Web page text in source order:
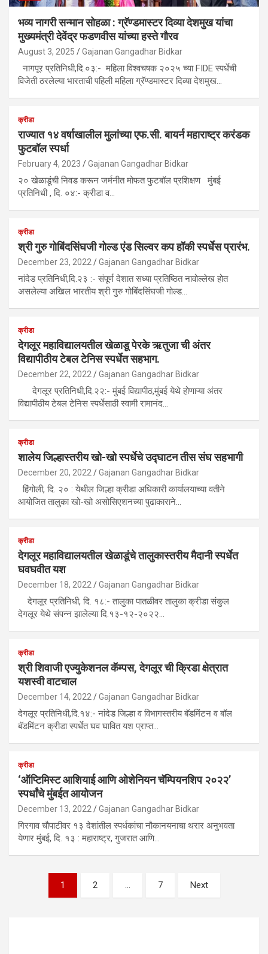
भव्य नागरी सन्मान सोहळा : ग्रॅण्डमास्टर दिव्या देशमुख यांचा
मुख्यमंत्री देवेंद्र फडणवीस यांच्या हस्ते गौरव
August 3, 2025 Gajanan Gangadhar Bidkar
नागपूर प्रतिनिधी,दि.०३:- महिला विश्वचषक २०२५ च्या FIDE स्पर्धेची
विजेती ठरलेल्या भारताची पहिली महिला ग्रॅण्डमास्टर दिव्या देशमुख…
क्रीडा
राज्यात १४ वर्षाखालील मुलांच्या एफ.सी. बायर्न महाराष्ट्र करंडक
फुटबॉल स्पर्धा
February 4, 2023 Gajanan Gangadhar Bidkar
२० खेळाडूंची निवड करून जर्मनीत मोफत फुटबॉल प्रशिक्षण मुंबई
प्रतिनिधी , दि. ०४:- क्रीडा व…
क्रीडा
श्री गुरु गोबिंदसिंघजी गोल्ड एंड सिल्वर कप हॉकी स्पर्धेस प्रारंभ.
December 23, 2022 Gajanan Gangadhar Bidkar
नांदेड प्रतिनिधी,दि.२३ :- संपूर्ण देशात सध्या प्रतिष्ठित नावोल्लेख होत
असलेल्या अखिल भारतीय श्री गुरु गोबिंदसिंघजी गोल्ड…
क्रीडा
देगलूर महाविद्यालयतील खेळाडू पेरके ऋतुजा ची अंतर
विद्यापीठीय टेबल टेनिस स्पर्धेत सहभाग.
December 22, 2022 Gajanan Gangadhar Bidkar
देगलूर प्रतिनिधी,दि.२२:- मुंबई विद्यापीठ,मुंबई येथे होणाऱ्या अंतर
विद्यापीठीय टेबल टेनिस स्पर्धेसाठी स्वामी रामानंद…
क्रीडा
शालेय जिल्हास्तरीय खो-खो स्पर्धेचे उद्घाटन तीस संघ सहभागी
December 20, 2022 Gajanan Gangadhar Bidkar
हिंगोली, दि. २० : येथील जिल्हा क्रीडा अधिकारी कार्यालयाच्या वतीने
आयोजित तालुका खो-खो असोसिएशनच्या पुढाकाराने…
क्रीडा
देगलूर महाविद्यालयतील खेळाडूंचे तालुकास्तरीय मैदानी स्पर्धेत
घवघवीत यश
December 18, 2022 Gajanan Gangadhar Bidkar
देगलूर प्रतिनिधी, दि. १८:- तालुका पातळीवर तालुका क्रीडा संकुल
देगलूर येथे संपन्न झालेल्या दि.१३-१२-२०२२…
क्रीडा
श्री शिवाजी एज्युकेशनल कॅम्पस, देगलूर ची क्रिडा क्षेत्रात
यशस्वी वाटचाल
December 14, 2022 Gajanan Gangadhar Bidkar
देगलूर प्रतिनिधी,दि.१४:- नांदेड जिल्हा व विभागस्तरीय बॅडमिंटन व बॉल
बॅडमिंटन क्रीडा स्पर्धेत घव घावित यश प्राप्त…
क्रीडा
‘ऑप्टिमिस्ट आशियाई आणि ओशेनियन चॅम्पियनशिप २०२२’
स्पर्धांचे मुंबईत आयोजन
December 13, 2022 Gajanan Gangadhar Bidkar
गिरगाव चौपाटीवर १३ देशांतील स्पर्धकांचा नौकानयनाचा थरार अनुभवता
येणार मुंबई, दि. १३ : महाराष्ट्र, गुजरात आणि…
pagination
1 2 … 7 Next